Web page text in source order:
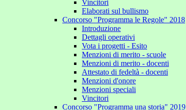
Vincitori
Elaborati sul bullismo
Concorso "Programma le Regole" 2018
Introduzione
Dettagli operativi
Vota i progetti - Esito
Menzioni di merito - scuole
Menzioni di merito - docenti
Attestato di fedeltà - docenti
Menzioni d'onore
Menzioni speciali
Vincitori
Concorso "Programma una storia" 2019